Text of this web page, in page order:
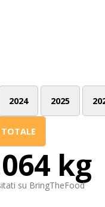
2024 2025
TOTALE
kg
su BringTheFood